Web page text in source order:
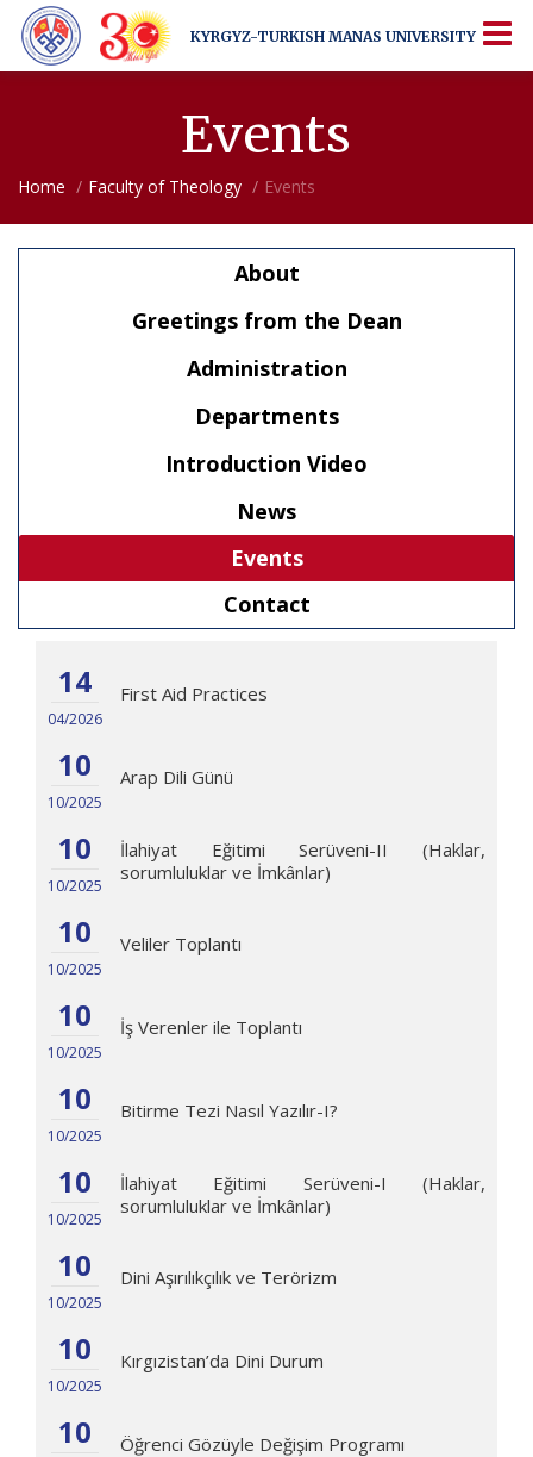
KYRGYZ-TURKISH MANAS UNIVERSITY
KYRGYZ-TURKISHMANAS UNIVERSITY
More Than Just a University
Events
Home Faculty of Theology Events
About
Greetings from the Dean
Administration
Departments
Introduction Video
News
Events
Contact
14
04/2026
First Aid Practices
10
10/2025
Arap Dili Günü
10
10/2025
İlahiyat Eğitimi Serüveni-II (Haklar,
sorumluluklar ve İmkânlar)
10
10/2025
Veliler Toplantı
10
10/2025
İş Verenler ile Toplantı
10
10/2025
Bitirme Tezi Nasıl Yazılır-I?
10
10/2025
İlahiyat Eğitimi Serüveni-I (Haklar,
sorumluluklar ve İmkânlar)
10
10/2025
Dini Aşırılıkçılık ve Terörizm
10
10/2025
Kırgızistan’da Dini Durum
10 Öğrenci Gözüyle Değişim Programı